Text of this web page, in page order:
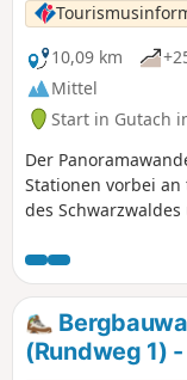
10,09 km
Mittel
Start in Gutach
Der
Stationen vorbei
des
(Rundweg 1)